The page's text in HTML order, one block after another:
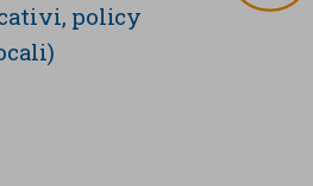
policy